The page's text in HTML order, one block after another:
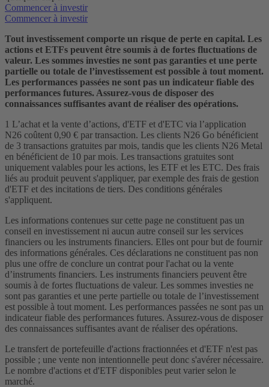
Commencer à investir
Commencer à investir
Tout investissement comporte un risque de perte en capital. Les
actions et ETFs peuvent être soumis à de fortes fluctuations de
valeur. Les sommes investies ne sont pas garanties et une perte
partielle ou totale de l’investissement est possible à tout moment.
Les performances passées ne sont pas un indicateur fiable des
performances futures. Assurez-vous de disposer des
connaissances suffisantes avant de réaliser des opérations.
1 L’achat et la vente d’actions, d'ETF et d'ETC via l’application
N26 coûtent 0,90 € par transaction. Les clients N26 Go bénéficient
de 3 transactions gratuites par mois, tandis que les clients N26 Metal
en bénéficient de 10 par mois. Les transactions gratuites sont
uniquement valables pour les actions, les ETF et les ETC. Des frais
liés au produit peuvent s'appliquer, par exemple des frais de gestion
d'ETF et des incitations de tiers. Des conditions générales
s'appliquent.
Les informations contenues sur cette page ne constituent pas un
conseil en investissement ni aucun autre conseil sur les services
financiers ou les instruments financiers. Elles ont pour but de fournir
des informations générales. Ces déclarations ne constituent pas non
plus une offre de conclure un contrat pour l'achat ou la vente
d’instruments financiers. Les instruments financiers peuvent être
soumis à de fortes fluctuations de valeur. Les sommes investies ne
sont pas garanties et une perte partielle ou totale de l’investissement
est possible à tout moment. Les performances passées ne sont pas un
indicateur fiable des performances futures. Assurez-vous de disposer
des connaissances suffisantes avant de réaliser des opérations.
Le transfert de portefeuille d'actions fractionnées et d'ETF n'est pas
possible ; une vente non intentionnelle peut donc s'avérer nécessaire.
Le nombre d'actions et d'ETF disponibles peut varier selon le
marché.